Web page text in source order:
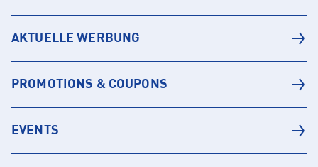
AKTUELLE WERBUNG
PROMOTIONS & COUPONS
EVENTS